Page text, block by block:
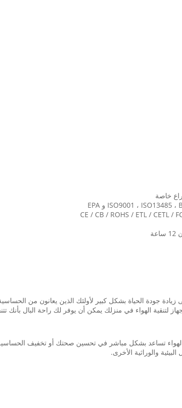
زيادة جودة الحياة بشكل كبير لأولئك الذين يعانون من
لتنقية الهواء في منزلك يمكن أن يوفر لك راحة البال
الهواء تساعد بشكل مباشر في تحسين صحتك أو تخفيف
والوراثية الأخرى.